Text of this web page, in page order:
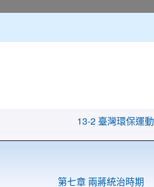
13-2 臺灣環保運動
第七章 兩蔣統治時期